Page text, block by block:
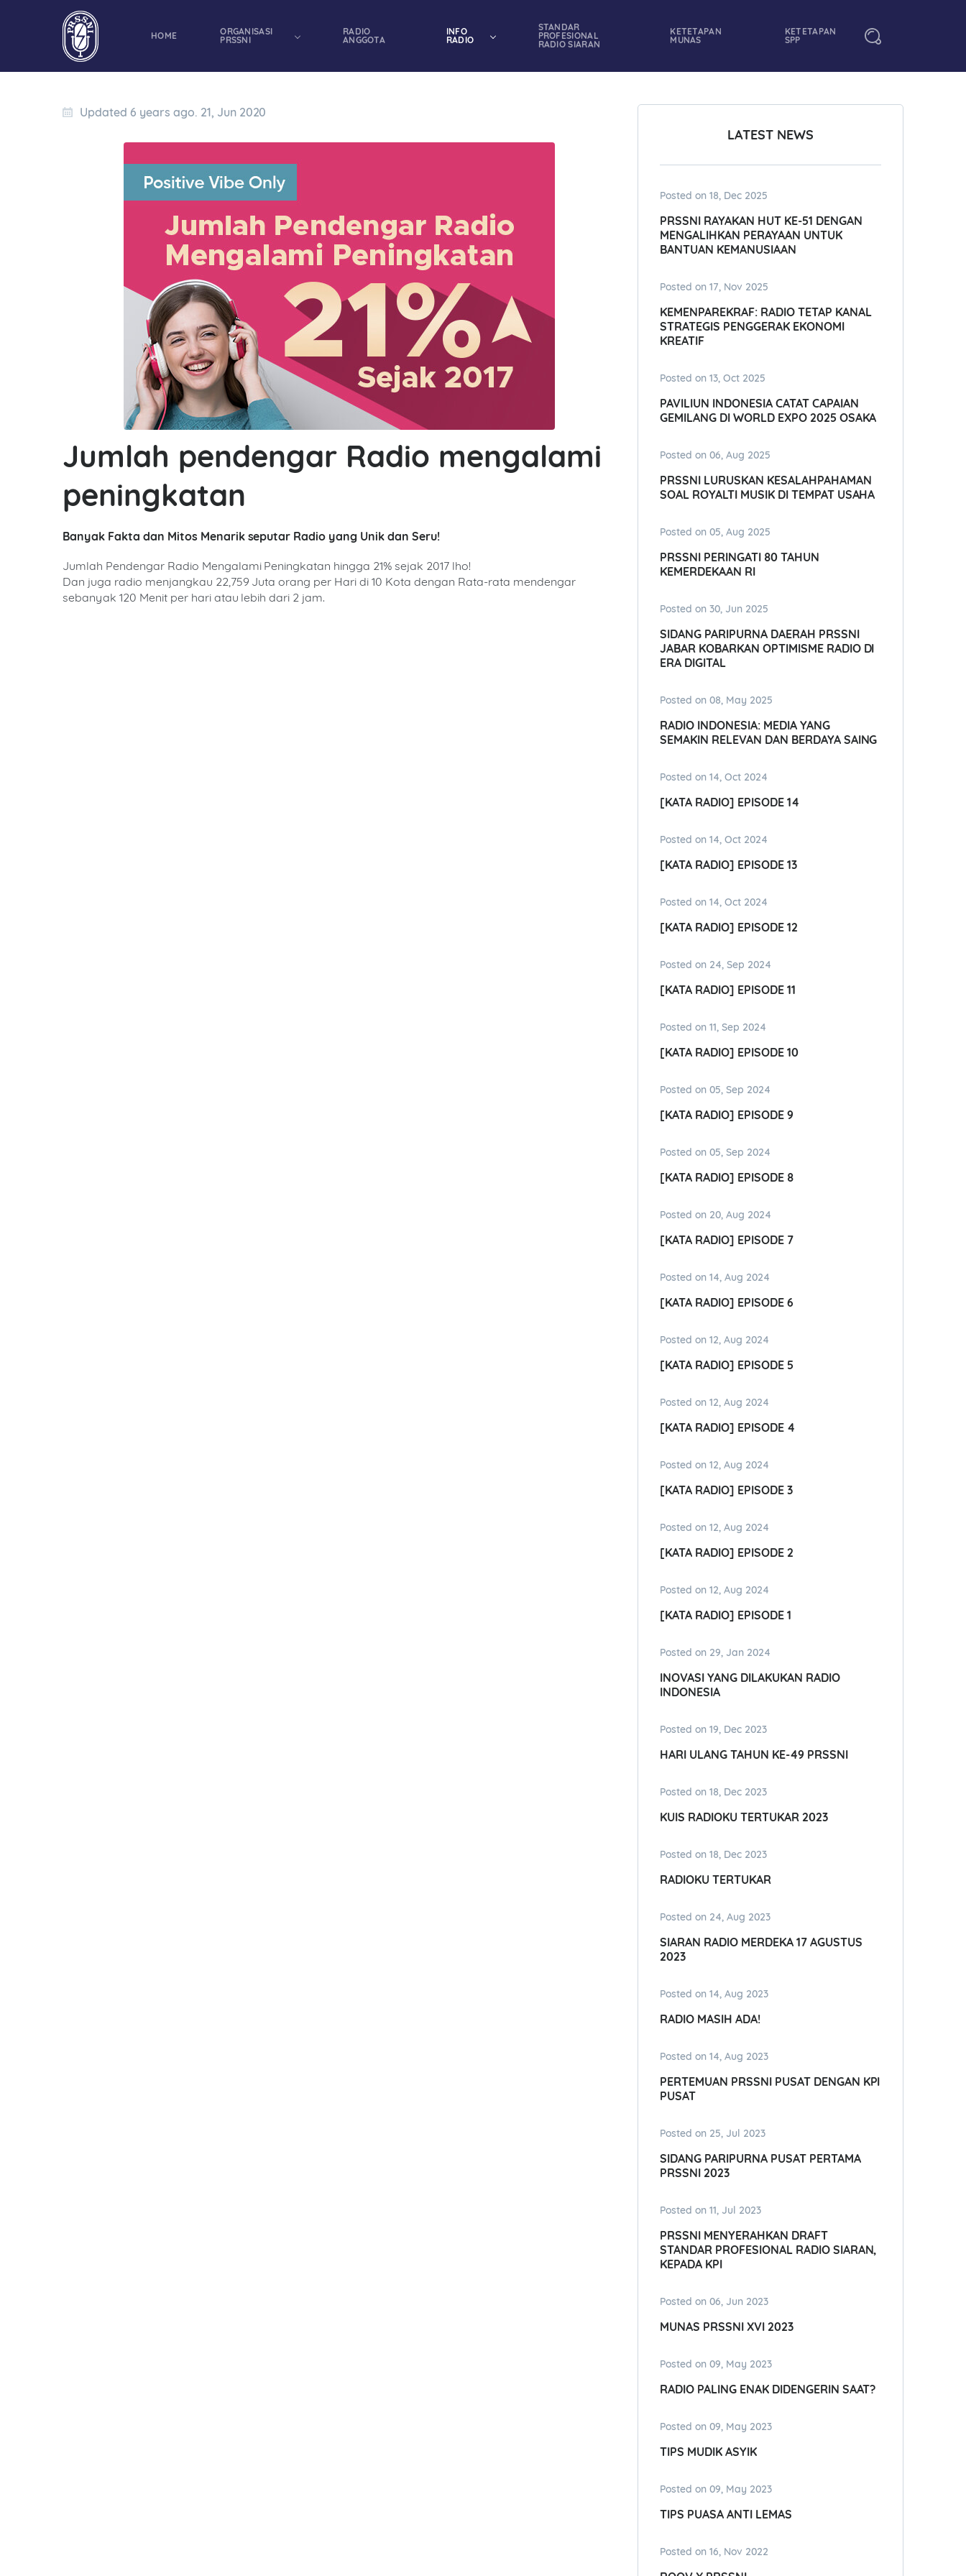
HOME
ORGANISASI
PRSSNI
RADIO
ANGGOTA
INFO
RADIO
STANDAR
PROFESIONAL
RADIO SIARAN
KETETAPAN
MUNAS
KETETAPAN
SPP
Updated 6 years ago. 21, Jun 2020
Jumlah pendengar Radio mengalami
peningkatan
Banyak Fakta dan Mitos Menarik seputar Radio yang Unik dan Seru!
Jumlah Pendengar Radio Mengalami Peningkatan hingga 21% sejak 2017 lho!
Dan juga radio menjangkau 22,759 Juta orang per Hari di 10 Kota dengan Rata-rata mendengar
sebanyak 120 Menit per hari atau lebih dari 2 jam.
LATEST NEWS
Posted on 18, Dec 2025
PRSSNI RAYAKAN HUT KE-51 DENGAN
MENGALIHKAN PERAYAAN UNTUK
BANTUAN KEMANUSIAAN
Posted on 17, Nov 2025
KEMENPAREKRAF: RADIO TETAP KANAL
STRATEGIS PENGGERAK EKONOMI
KREATIF
Posted on 13, Oct 2025
PAVILIUN INDONESIA CATAT CAPAIAN
GEMILANG DI WORLD EXPO 2025 OSAKA
Posted on 06, Aug 2025
PRSSNI LURUSKAN KESALAHPAHAMAN
SOAL ROYALTI MUSIK DI TEMPAT USAHA
Posted on 05, Aug 2025
PRSSNI PERINGATI 80 TAHUN
KEMERDEKAAN RI
Posted on 30, Jun 2025
SIDANG PARIPURNA DAERAH PRSSNI
JABAR KOBARKAN OPTIMISME RADIO DI
ERA DIGITAL
Posted on 08, May 2025
RADIO INDONESIA: MEDIA YANG
SEMAKIN RELEVAN DAN BERDAYA SAING
Posted on 14, Oct 2024
[KATA RADIO] EPISODE 14
Posted on 14, Oct 2024
[KATA RADIO] EPISODE 13
Posted on 14, Oct 2024
[KATA RADIO] EPISODE 12
Posted on 24, Sep 2024
[KATA RADIO] EPISODE 11
Posted on 11, Sep 2024
[KATA RADIO] EPISODE 10
Posted on 05, Sep 2024
[KATA RADIO] EPISODE 9
Posted on 05, Sep 2024
[KATA RADIO] EPISODE 8
Posted on 20, Aug 2024
[KATA RADIO] EPISODE 7
Posted on 14, Aug 2024
[KATA RADIO] EPISODE 6
Posted on 12, Aug 2024
[KATA RADIO] EPISODE 5
Posted on 12, Aug 2024
[KATA RADIO] EPISODE 4
Posted on 12, Aug 2024
[KATA RADIO] EPISODE 3
Posted on 12, Aug 2024
[KATA RADIO] EPISODE 2
Posted on 12, Aug 2024
[KATA RADIO] EPISODE 1
Posted on 29, Jan 2024
INOVASI YANG DILAKUKAN RADIO
INDONESIA
Posted on 19, Dec 2023
HARI ULANG TAHUN KE-49 PRSSNI
Posted on 18, Dec 2023
KUIS RADIOKU TERTUKAR 2023
Posted on 18, Dec 2023
RADIOKU TERTUKAR
Posted on 24, Aug 2023
SIARAN RADIO MERDEKA 17 AGUSTUS
2023
Posted on 14, Aug 2023
RADIO MASIH ADA!
Posted on 14, Aug 2023
PERTEMUAN PRSSNI PUSAT DENGAN KPI
PUSAT
Posted on 25, Jul 2023
SIDANG PARIPURNA PUSAT PERTAMA
PRSSNI 2023
Posted on 11, Jul 2023
PRSSNI MENYERAHKAN DRAFT
STANDAR PROFESIONAL RADIO SIARAN,
KEPADA KPI
Posted on 06, Jun 2023
MUNAS PRSSNI XVI 2023
Posted on 09, May 2023
RADIO PALING ENAK DIDENGERIN SAAT?
Posted on 09, May 2023
TIPS MUDIK ASYIK
Posted on 09, May 2023
TIPS PUASA ANTI LEMAS
Posted on 16, Nov 2022